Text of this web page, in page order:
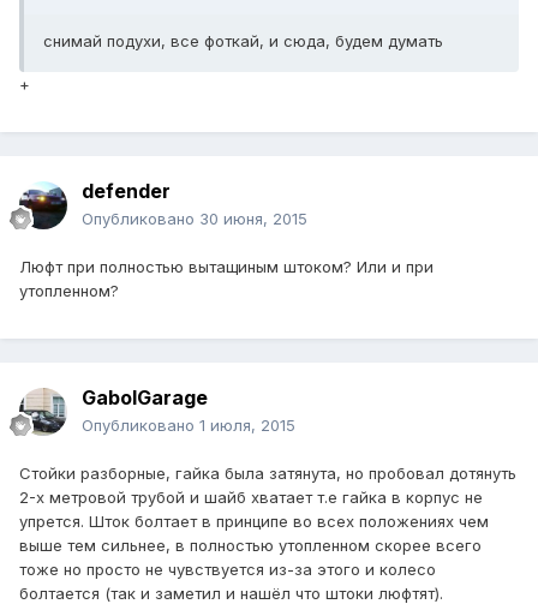
снимай подухи, все фоткай, и сюда, будем думать
+
defender
Опубликовано 30 июня, 2015
Люфт при полностью вытащиным штоком? Или и при
утопленном?
GabolGarage
Опубликовано 1 июля, 2015
Стойки разборные, гайка была затянута, но пробовал дотянуть
2-х метровой трубой и шайб хватает т.е гайка в корпус не
упрется. Шток болтает в принципе во всех положениях чем
выше тем сильнее, в полностью утопленном скорее всего
тоже но просто не чувствуется из-за этого и колесо
болтается (так и заметил и нашёл что штоки люфтят).